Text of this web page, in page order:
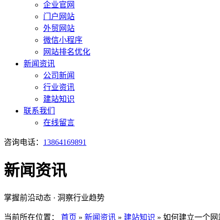
企业官网
门户网站
外贸网站
微信小程序
网站排名优化
新闻资讯
公司新闻
行业资讯
建站知识
联系我们
在线留言
咨询电话： 13864169891
新闻资讯
掌握前沿动态 · 洞察行业趋势
当前所在位置： 首页 » 新闻资讯 » 建站知识 » 如何建立一个网